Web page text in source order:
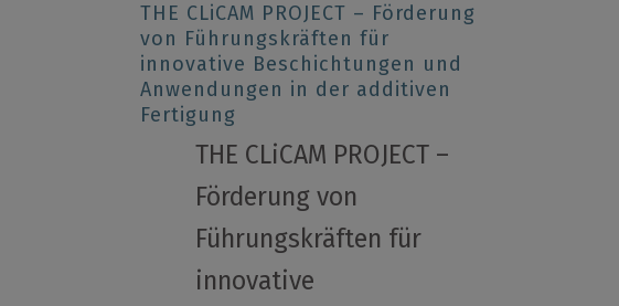
THE CLiCAM PROJECT – Förderung
von Führungskräften für
innovative Beschichtungen und
Anwendungen in der additiven
Fertigung
THE CLiCAM PROJECT –
Förderung von
Führungskräften für
innovative